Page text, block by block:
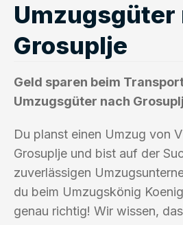
Umzugsgüter
Grosuplje
Geld sparen beim
Umzugsgüter nach
Du planst einen Umzug von
Grosuplje und bist auf der
zuverlässigen
du beim Umzugskönig
genau richtig! Wir wissen,